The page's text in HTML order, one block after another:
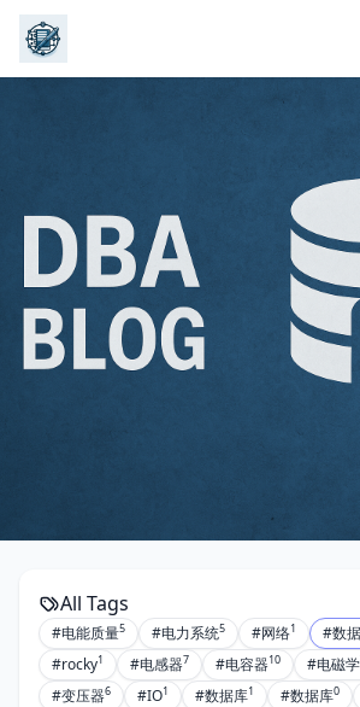
All Tags
#电能质量5 #电力系统5 #网络1 #数
#rocky1 #电感器7 #电容器10 #电磁学
#变压器6 #IO1 #数据库1 #数据库0